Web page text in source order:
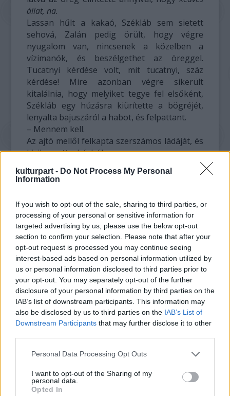
kulturpart - Do Not Process My Personal
Information
If you wish to opt-out of the sale, sharing to third parties, or
processing of your personal or sensitive information for
targeted advertising by us, please use the below opt-out
section to confirm your selection. Please note that after your
opt-out request is processed you may continue seeing
interest-based ads based on personal information utilized by
us or personal information disclosed to third parties prior to
your opt-out. You may separately opt-out of the further
disclosure of your personal information by third parties on the
IAB’s list of downstream participants. This information may
also be disclosed by us to third parties on the IAB’s List of
Downstream Participants that may further disclose it to other
Please note that this website/app uses one or more Google
not limited to your visit or usage behaviour. You may click to
grant or deny consent to Google and its third-party tags to
Personal Data Processing Opt Outs
I want to opt-out of the Sharing of my
personal data.
Opted In
állat, na.
Lassan hűlt a kakaó, Székláb sem sietett
sehová, Zalán pedig örült, hogy végre
nyugalom van, nincsenek a közelben a
vízimanók, és beszélgethet az öreggel.
Tucatnyi kérdése volt, mit tucatnyi, száz
kérdése! Mire azonban végre sikerült
kitalálnia, hogy melyiket tegye fel elsőként,
Székláb egy húzásra kiürítette a bögréjét,
lenyalta bajuszáról a habot, és felpattant.
– Mennem kell.
Az ajtó mellől felkapta szerszámos ládáját, és
kiviharzott a házból.
Zalán csalódottan nézett utána. Mégis, minek
kellett történnie, hogy így elrohanjon? A
elő, hogy az öreg nem kurtán-furcsán
felelgetett, netán a bajusza mögül
dörmögött, hanem már-már elbeszélgetett
vele. Még kérdeznie sem kellett. Kedvetlenül
kortyolt bele a kakaójába, de már nem esett
olyan jól, mint amikor kettesben iszogattak.
A következő pillanatban vadul rázkódni
kezdett minden.
Tányérok, szerszámok, könyvek és
oldalszalonnák potyogtak le a polcokról,
fiókok estek ki: tartalmuk a padlóra ömlött. A
manók szállásául szolgáló edények éktelen
csörömpöléssel törtek ripityára, a bennük
lévő víz elárasztotta az egész helyiséget.
szekrényben élő tehén idegesen felbőgött.
Zalán az imént épp egy korty közepén